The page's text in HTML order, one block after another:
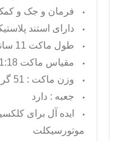
فرمان و جک و
دارای استند
طول ماکت 11 سانتی متر
مقیاس ماکت 1:18
وزن ماکت : 51 گرم
جعبه : دارد
ایده آل برای
موتورسیکلت